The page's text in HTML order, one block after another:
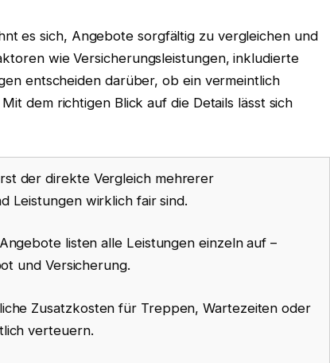
es sich, Angebote sorgfältig zu vergleichen und
wie Versicherungsleistungen, inkludierte
entscheiden darüber, ob ein vermeintlich
dem richtigen Blick auf die Details lässt sich
der direkte Vergleich mehrerer
Leistungen wirklich fair sind.
listen alle Leistungen einzeln auf –
und Versicherung.
Zusatzkosten für Treppen, Wartezeiten oder
verteuern.